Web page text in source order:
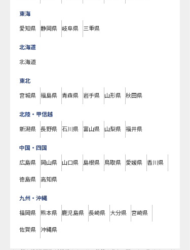
東海
愛知県 静岡県 岐阜県 三重県
北海道
北海道
東北
宮城県 福島県 青森県 岩手県 山形県 秋田県
北陸・甲信越
新潟県 長野県 石川県 富山県 山梨県 福井県
中国・四国
広島県 岡山県 山口県 島根県 鳥取県 愛媛県 香川県
徳島県 高知県
九州・沖縄
福岡県 熊本県 鹿児島県 長崎県 大分県 宮崎県
佐賀県 沖縄県